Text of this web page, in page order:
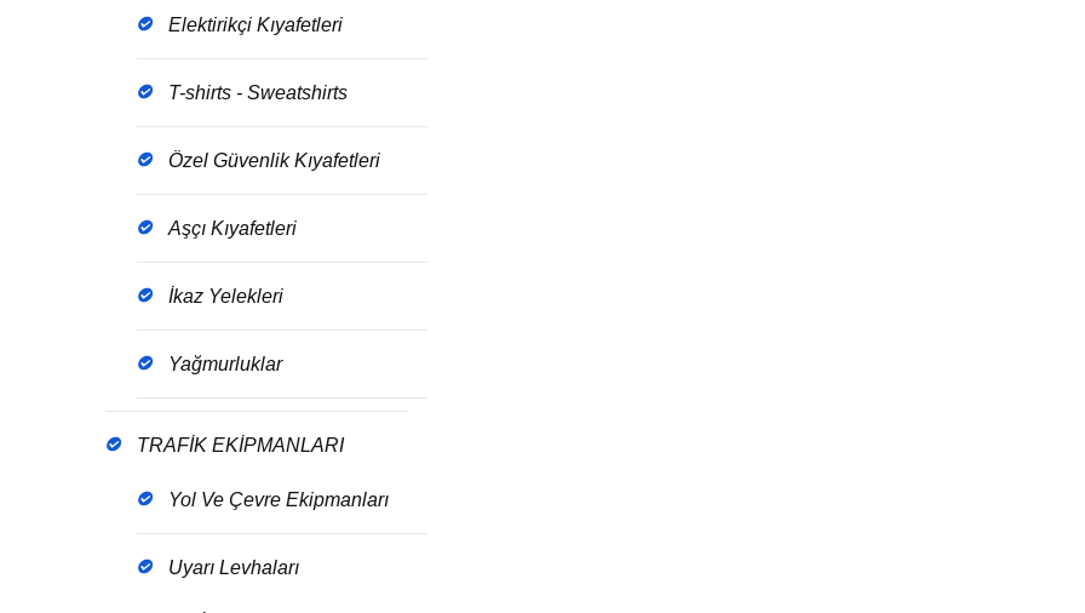
Elektirikçi Kıyafetleri
T-shirts - Sweatshirts
Özel Güvenlik Kıyafetleri
Aşçı Kıyafetleri
İkaz Yelekleri
Yağmurluklar
TRAFİK EKİPMANLARI
Yol Ve Çevre Ekipmanları
Uyarı Levhaları